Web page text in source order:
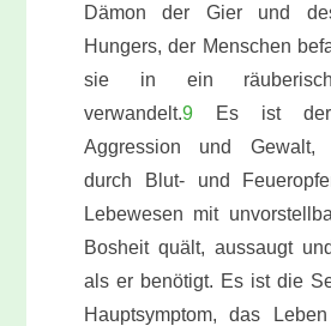
Dämon der Gier und
Hungers, der Menschen
sie in ein
verwandelt.9Es ist der
Aggression und Gewalt,
durch Blut- und
Lebewesen mit
Bosheit quält, aussaugt
als er benötigt. Es ist die
Hauptsymptom, das